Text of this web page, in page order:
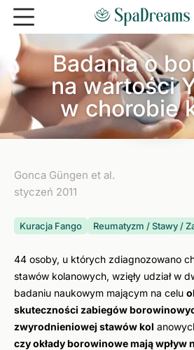
Przejdź do głównej treści
Badania o
na wartości
w chorobie
Gonca Güngen et al.
styczeń 2011
Kuracja Fango Reumatyzm / Stawy /
44 osoby, u których zdiagnozowano
stawów kolanowych, wzięły udział w
badaniu naukowym mającym na celu
skuteczności zabiegów
zwyrodnieniowej stawów kol
czy okłady borowinowe mają wpływ